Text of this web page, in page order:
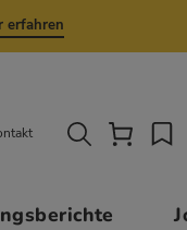
erfahren